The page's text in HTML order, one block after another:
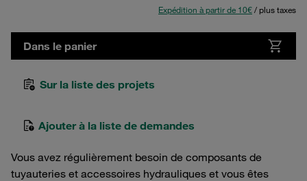
Expédition à partir de 10€/ plus taxes
Dans le panier
Sur la liste des projets
Ajouter à la liste de demandes
Vous avez régulièrement besoin de composants de
tuyauteries et accessoires hydrauliques et vous êtes